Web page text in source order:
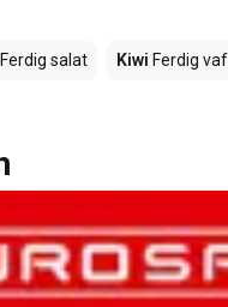
Ferdig salat Kiwi Ferdig